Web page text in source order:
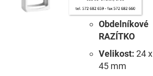
Obdelníkové
RAZÍTKO
Velikost: 24 x
45 mm